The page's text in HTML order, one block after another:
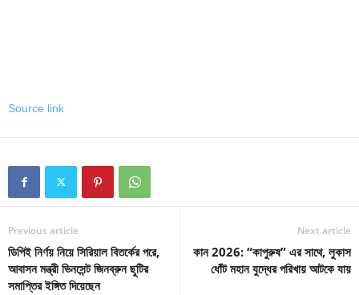
Source link
Previous article
ডিপিই নির্ণয় নিয়ে সিরিয়াল বিতর্কের পরে,
আবাসন মন্ত্রী ভিনসেন্ট জিনব্রুন ছুটির
সমাপ্তির ইঙ্গিত দিয়েছেন
Next article
কান 2026: “কাপুরুষ” এর সাথে, লুকাস
ধোঁট মহান যুদ্ধের পরিখায় আটকে যায়